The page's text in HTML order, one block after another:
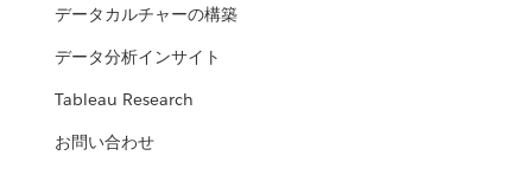
データカルチャーの構築
データ分析インサイト
Tableau Research
お問い合わせ